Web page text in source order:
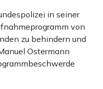
in seiner
von
zu behindern und
Ostermann